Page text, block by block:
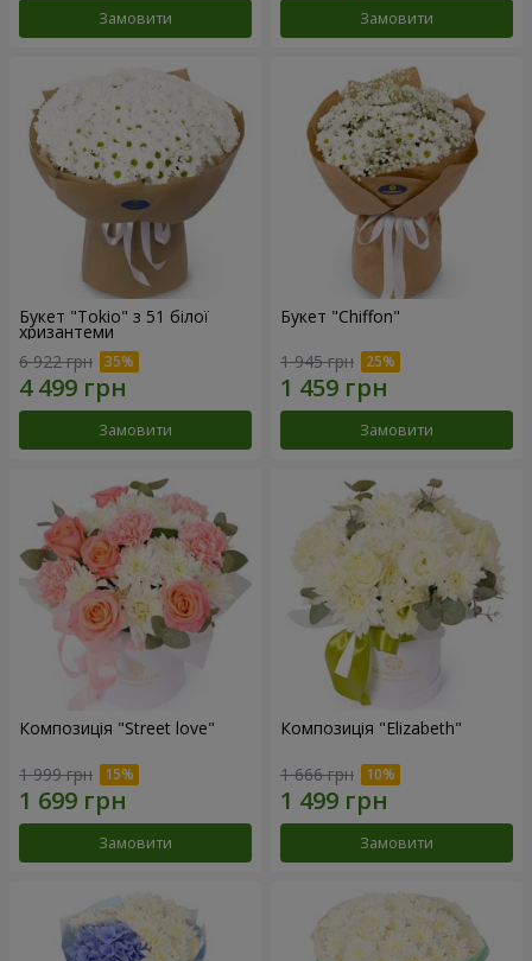
Замовити Замовити
Букет "Tokio" з 51 білої
хризантеми
6 922 грн
Замовити
Букет "Chiffon"
1 945 грн
Замовити
Композиція "Street love"
1 999 грн
Замовити
Композиція "Elizabeth"
1 666 грн
Замовити